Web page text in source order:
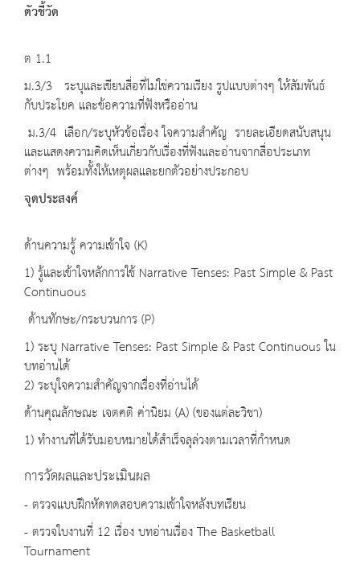
ตัวชี้วัด
ต 1.1
ม.3/3 ระบุและเขียนสื่อที่ไม่ใช่ความเรียง รูปแบบต่างๆ ให้สัมพันธ์
กับประโยค และข้อความที่ฟังหรืออ่าน
ม.3/4 เลือก/ระบุหัวข้อเรื่อง ใจความสำคัญ รายละเอียดสนับสนุน
และแสดงความคิดเห็นเกี่ยวกับเรื่องที่ฟังและอ่านจากสื่อประเภท
ต่างๆ พร้อมทั้งให้เหตุผลและยกตัวอย่างประกอบ
จุดประสงค์
ด้านความรู้ ความเข้าใจ (K)
1) รู้และเข้าใจหลักการใช้ Narrative Tenses: Past Simple & Past
Continuous
ด้านทักษะ/กระบวนการ (P)
1) ระบุ Narrative Tenses: Past Simple & Past Continuous ใน
บทอ่านได้
2) ระบุใจความสำคัญจากเรื่องที่อ่านได้
ด้านคุณลักษณะ เจตคติ ค่านิยม (A) (ของแต่ละวิชา)
1) ทำงานที่ได้รับมอบหมายได้สำเร็จลุล่วงตามเวลาที่กำหนด
การวัดผลและประเมินผล
- ตรวจแบบฝึกหัดทดสอบความเข้าใจหลังบทเรียน
- ตรวจใบงานที่ 12 เรื่อง บทอ่านเรื่อง The Basketball
Tournament